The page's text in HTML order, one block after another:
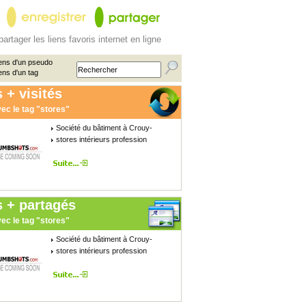
les liens favoris internet en ligne
d'un pseudo
d'un tag
+ visités
le tag "stores"
Société du bâtiment à Crouy-
stores intérieurs profession
+ partagés
le tag "stores"
Société du bâtiment à Crouy-
stores intérieurs profession